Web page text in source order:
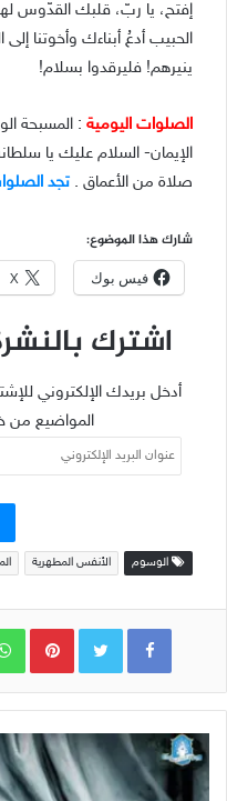
إفتح، يا ربّ، قلبك القدّوس
الحبيب أدعُ أبناءك وأخوتنا إلى
ينيرهم! فليرقدوا بسلام!
الصلوات اليومية : المسبحة
الإيمان- السلام عليك يا
صلاة من الأعماق . تجد
شارك هذا الموضوع:
فيس بوك X
اشترك
أدخل بريدك الإلكتروني
المواضيع من
عنوان
البريد
الوسوم الأنفس المطهرية